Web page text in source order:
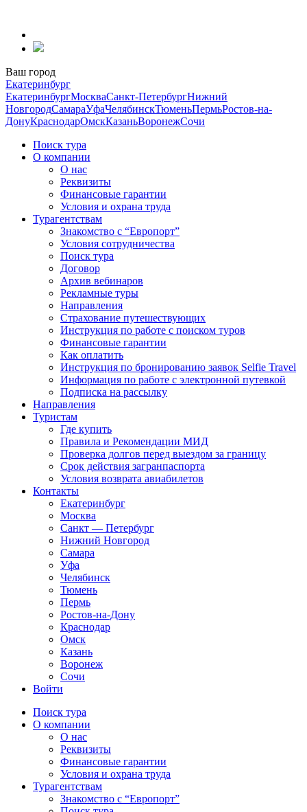
содержанию
Ваш город
Екатеринбург
ЕкатеринбургМоскваСанкт-ПетербургНижний
НовгородСамараУфаЧелябинскТюменьПермьРостов-на-
ДонуКраснодарОмскКазаньВоронежСочи
Поиск тура
О компании
О нас
Реквизиты
Финансовые гарантии
Условия и охрана труда
Турагентствам
Знакомство с “Европорт”
Условия сотрудничества
Поиск тура
Договор
Архив вебинаров
Рекламные туры
Направления
Страхование путешествующих
Инструкция по работе с поиском туров
Финансовые гарантии
Как оплатить
Инструкция по бронированию заявок Selfie Travel
Информация по работе с электронной путевкой
Подписка на рассылку
Направления
Туристам
Где купить
Правила и Рекомендации МИД
Проверка долгов перед выездом за границу
Срок действия загранпаспорта
Условия возврата авиабилетов
Контакты
Екатеринбург
Москва
Санкт — Петербург
Нижний Новгород
Самара
Уфа
Челябинск
Тюмень
Пермь
Ростов-на-Дону
Краснодар
Омск
Казань
Воронеж
Сочи
Войти
Поиск тура
О компании
О нас
Реквизиты
Финансовые гарантии
Условия и охрана труда
Турагентствам
Знакомство с “Европорт”